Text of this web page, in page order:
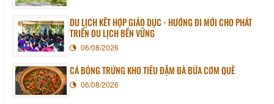
DU LỊCH KẾT HỢP GIÁO DỤC - HƯỚNG ĐI MỚI CHO PHÁT
TRIỂN DU LỊCH BỀN VỮNG
06/08/2026
CÁ BÓNG TRỨNG KHO TIÊU ĐẬM ĐÀ BỮA CƠM QUÊ
06/08/2026